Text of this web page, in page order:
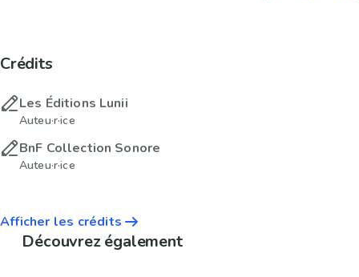
Crédits
Les Éditions Lunii
Auteu·r·ice
BnF Collection Sonore
Auteu·r·ice
Afficher les crédits
Découvrez également